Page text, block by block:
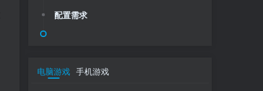
配置需求
电脑游戏 手机游戏